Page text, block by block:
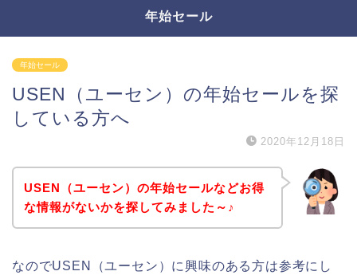
年始セール
年始セール
USEN（ユーセン）の年始セールを探
している方へ
2020年12月18日
USEN（ユーセン）の年始セールなどお得
な情報がないかを探してみました～♪
なのでUSEN（ユーセン）に興味のある方は参考にし